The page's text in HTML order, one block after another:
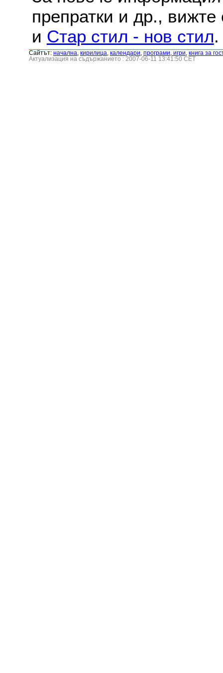
препратки и др.,
и Стар стил - нов стил.
Сайтът: началнa кирилица календари програми, игри книга за
Актуализация на съдържанието : 2007-06-11 13:41:50 CET